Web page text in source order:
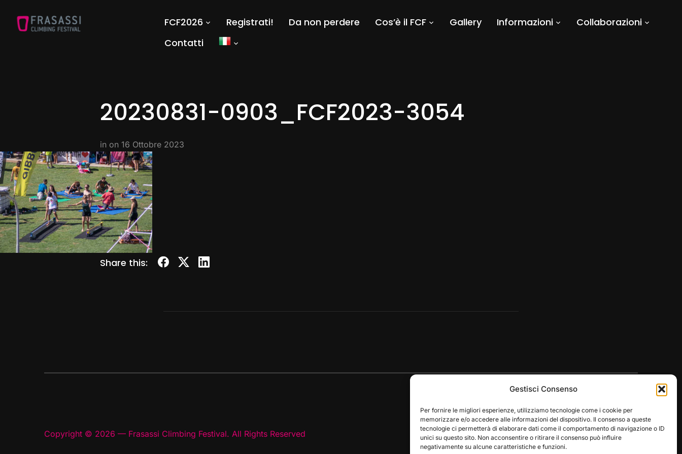
Gestisci Consenso
Per fornire le migliori esperienze, utilizziamo tecnologie come i cookie per
memorizzare e/o accedere alle informazioni del dispositivo. Il consenso a queste
tecnologie ci permetterà di elaborare dati come il comportamento di navigazione o ID
unici su questo sito. Non acconsentire o ritirare il consenso può influire
negativamente su alcune caratteristiche e funzioni.
FCF2026 Registrati! Da non perdere Cos’è il FCF Gallery Informazioni
Collaborazioni
Contatti
20230831-0903_FCF2023-3054
in on 16 Ottobre 2023
Share this:
Copyright © 2026 — Frasassi Climbing Festival. All Rights Reserved Designed byWPZOOM